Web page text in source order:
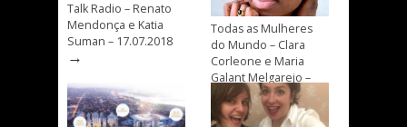
Talk Radio – Renato
Mendonça e Katia
Suman – 17.07.2018
→
Todas as Mulheres
do Mundo – Clara
Corleone e Maria
Galant Melgarejo –
04.07.2018→